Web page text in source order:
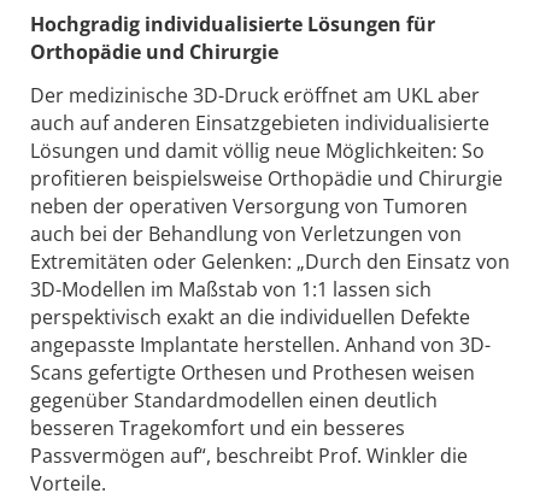
Hochgradig individualisierte Lösungen für
Orthopädie und Chirurgie
Der medizinische 3D-Druck eröffnet am UKL aber
auch auf anderen Einsatzgebieten individualisierte
Lösungen und damit völlig neue Möglichkeiten: So
profitieren beispielsweise Orthopädie und Chirurgie
neben der operativen Versorgung von Tumoren
auch bei der Behandlung von Verletzungen von
Extremitäten oder Gelenken: „Durch den Einsatz von
3D-Modellen im Maßstab von 1:1 lassen sich
perspektivisch exakt an die individuellen Defekte
angepasste Implantate herstellen. Anhand von 3D-
Scans gefertigte Orthesen und Prothesen weisen
gegenüber Standardmodellen einen deutlich
besseren Tragekomfort und ein besseres
Passvermögen auf“, beschreibt Prof. Winkler die
Vorteile.